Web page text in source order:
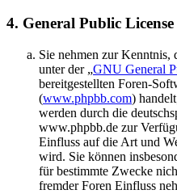
4. General Public License
Sie nehmen zur Kenntnis,
unter der „GNU General
bereitgestellten Foren-
(www.phpbb.com)
werden durch die
www.phpbb.de zur
Einfluss auf die Art und
wird. Sie können
für bestimmte Zwecke
fremder Foren Einfluss